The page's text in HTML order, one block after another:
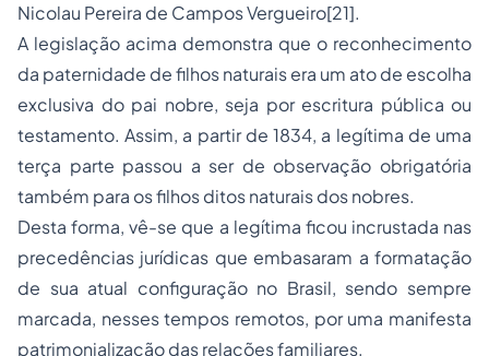
Nicolau Pereira de Campos Vergueiro[21].
A legislação acima demonstra que o reconhecimento
da paternidade de filhos naturais era um ato de escolha
exclusiva do pai nobre, seja por escritura pública ou
testamento. Assim, a partir de 1834, a legítima de uma
terça parte passou a ser de observação obrigatória
também para os filhos ditos naturais dos nobres.
Desta forma, vê-se que a legítima ficou incrustada nas
precedências jurídicas que embasaram a formatação
de sua atual configuração no Brasil, sendo sempre
marcada, nesses tempos remotos, por uma manifesta
patrimonialização das relações familiares.